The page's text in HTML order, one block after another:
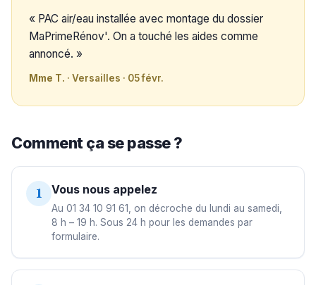
« PAC air/eau installée avec montage du dossier
MaPrimeRénov'. On a touché les aides comme
annoncé. »
Mme T. · Versailles · 05 févr.
Comment ça se passe ?
1 Vous nous appelez
Au 01 34 10 91 61, on décroche du lundi au samedi,
8 h – 19 h. Sous 24 h pour les demandes par
formulaire.